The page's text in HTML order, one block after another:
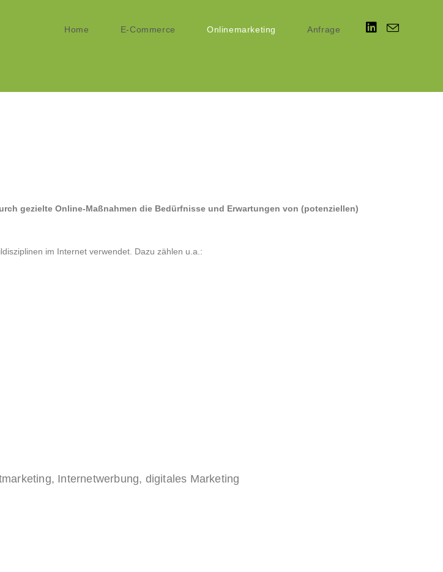
Home E-Commerce Onlinemarketing Anfrage
gezielte Online-Maßnahmen die Bedürfnisse und Erwartungen von (potenziellen)
im Internet verwendet. Dazu zählen u.a.:
Internetwerbung, digitales Marketing